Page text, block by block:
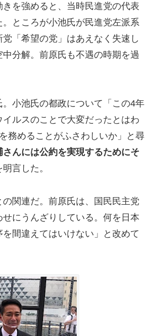
を強めると、当時民進党の代表
ところが小池氏が民進党左派系
「希望の党」はあえなく失速し
分解。前原氏も不遇の時期を過
小池氏の都政について「この4年
ルスのことで大変だったとはわ
務めることがふさわしいか」と尋
んには公約を実現するためにそ
言した。
関連だ。前原氏は、国民民主党
にうんざりしている。何を日本
間違えてはいけない」と改めて